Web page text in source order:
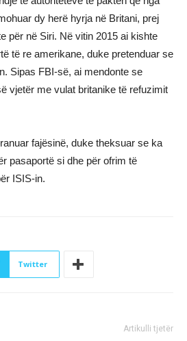
dy herë hyrja në Britani, prej
për në Siri. Në vitin 2015 ai kishte
të re amerikane, duke pretenduar se
Sipas FBI-së, ai mendonte se
vjetër me vulat britanike të refuzimit
fajësinë, duke theksuar se ka
pasaportë si dhe për ofrim të
ISIS-in.
Twitter
Artikulli tjetër